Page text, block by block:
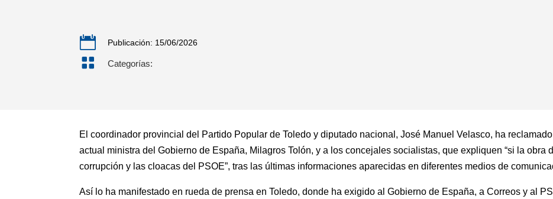
 Publicación: 15/06/2026
 Categorías:
El coordinador provincial del Partido Popular de Toledo y diputado nacional, José Manuel Velasco, ha
actual ministra del Gobierno de España, Milagros Tolón, y a los concejales socialistas, que expliquen “si la obra
corrupción y las cloacas del PSOE”, tras las últimas informaciones aparecidas en diferentes medios de
Así lo ha manifestado en rueda de prensa en Toledo, donde ha exigido al Gobierno de España, a Correos y al